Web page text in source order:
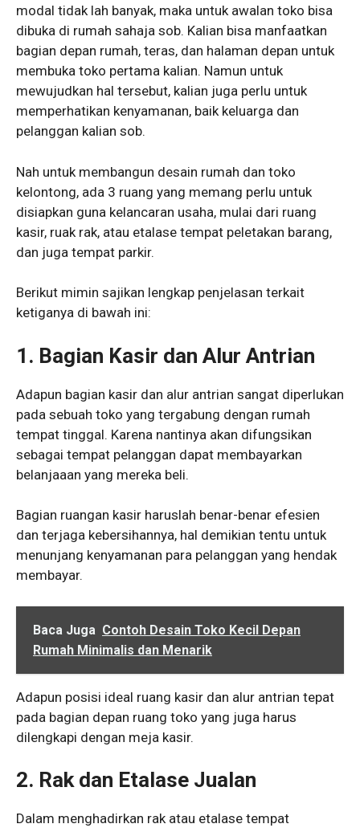
modal tidak lah banyak, maka untuk awalan toko bisa
dibuka di rumah sahaja sob. Kalian bisa manfaatkan
bagian depan rumah, teras, dan halaman depan untuk
membuka toko pertama kalian. Namun untuk
mewujudkan hal tersebut, kalian juga perlu untuk
memperhatikan kenyamanan, baik keluarga dan
pelanggan kalian sob.
Nah untuk membangun desain rumah dan toko
kelontong, ada 3 ruang yang memang perlu untuk
disiapkan guna kelancaran usaha, mulai dari ruang
kasir, ruak rak, atau etalase tempat peletakan barang,
dan juga tempat parkir.
Berikut mimin sajikan lengkap penjelasan terkait
ketiganya di bawah ini:
1. Bagian Kasir dan Alur Antrian
Adapun bagian kasir dan alur antrian sangat diperlukan
pada sebuah toko yang tergabung dengan rumah
tempat tinggal. Karena nantinya akan difungsikan
sebagai tempat pelanggan dapat membayarkan
belanjaaan yang mereka beli.
Bagian ruangan kasir haruslah benar-benar efesien
dan terjaga kebersihannya, hal demikian tentu untuk
menunjang kenyamanan para pelanggan yang hendak
membayar.
Baca Juga Contoh Desain Toko Kecil Depan
Rumah Minimalis dan Menarik
Adapun posisi ideal ruang kasir dan alur antrian tepat
pada bagian depan ruang toko yang juga harus
dilengkapi dengan meja kasir.
2. Rak dan Etalase Jualan
Dalam menghadirkan rak atau etalase tempat